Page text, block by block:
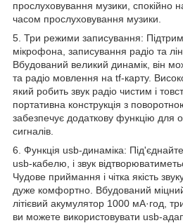
прослуховування музики, спокійно
часом прослуховування музики.
5. Три режими записування:
мікрофона, записування радіо та
Вбудований великий динамік, він
та радіо мовлення на tf-карту.
який робить звук радіо чистим і
портативна конструкція з
забезпечує додаткову функцію для
сигналів.
6. Функція usb-динаміка:
usb-кабелю, і звук
Чудове приймання і чітка якість
дуже комфортно. Вбудований
літієвий акумулятор 1000 мА·год,
ви можете використовувати usb-